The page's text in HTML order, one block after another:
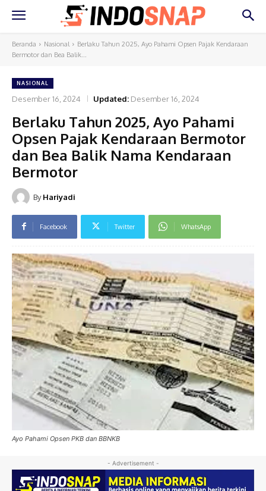
Beranda Nasional
Berlaku Tahun 2025, Ayo Pahami Opsen Pajak Kendaraan
Bermotor dan Bea Balik...
NASIONAL
Desember 16, 2024 Updated: Desember 16, 2024
Berlaku Tahun 2025, Ayo Pahami
Opsen Pajak Kendaraan Bermotor
dan Bea Balik Nama Kendaraan
Bermotor
By Hariyadi
Facebook Twitter WhatsApp
Ayo Pahami Opsen PKB dan BBNKB
- Advertisement -